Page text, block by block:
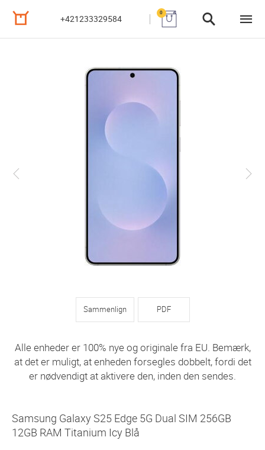
+421233329584
0
Sammenlign PDF
Alle enheder er 100% nye og originale fra EU. Bemærk,
at det er muligt, at enheden forsegles dobbelt, fordi det
er nødvendigt at aktivere den, inden den sendes.
Samsung Galaxy S25 Edge 5G Dual SIM 256GB
12GB RAM Titanium Icy Blå